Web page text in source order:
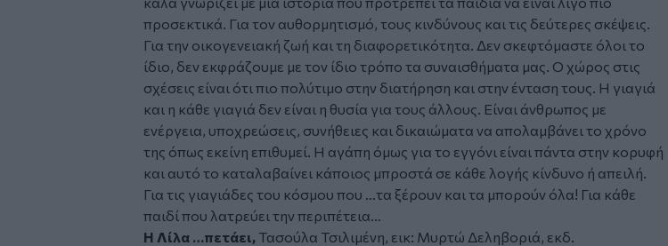
προσεκτικά. Για τον αυθορμητισμό, τους κινδύνους και τις δεύτερες σκέψεις.
Για την οικογενειακή ζωή και τη διαφορετικότητα. Δεν σκεφτόμαστε όλοι το
ίδιο, δεν εκφράζουμε με τον ίδιο τρόπο τα συναισθήματα μας. Ο χώρος στις
σχέσεις είναι ότι πιο πολύτιμο στην διατήρηση και στην ένταση τους. Η γιαγιά
και η κάθε γιαγιά δεν είναι η θυσία για τους άλλους. Είναι άνθρωπος με
ενέργεια, υποχρεώσεις, συνήθειες και δικαιώματα να απολαμβάνει το χρόνο
της όπως εκείνη επιθυμεί. Η αγάπη όμως για το εγγόνι είναι πάντα στην κορυφή
και αυτό το καταλαβαίνει κάποιος μπροστά σε κάθε λογής κίνδυνο ή απειλή.
Για τις γιαγιάδες του κόσμου που …τα ξέρουν και τα μπορούν όλα! Για κάθε
παιδί που λατρεύει την περιπέτεια…
Η Λίλα …πετάει, Τασούλα Τσιλιμένη, εικ: Μυρτώ Δεληβοριά, εκδ.